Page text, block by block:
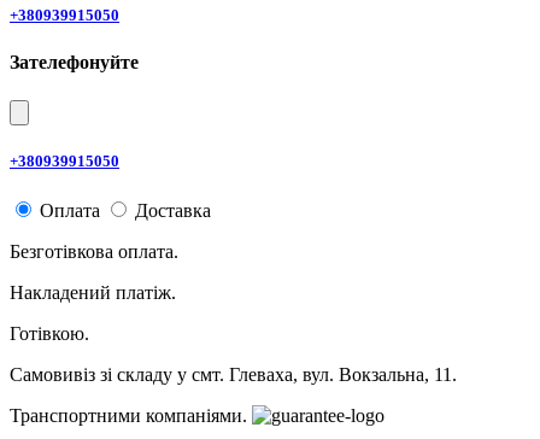
+380939915050
Зателефонуйте
+380939915050
Оплата
Доставка
Безготівкова оплата.
Накладений платіж.
Готівкою.
Самовивіз зі складу у смт. Глеваха, вул. Вокзальна, 11.
Транспортними компаніями.